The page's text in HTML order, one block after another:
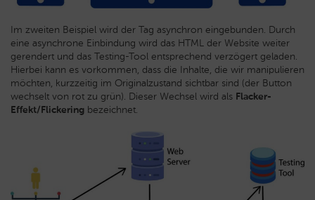
Im zweiten Beispiel wird der Tag asynchron eingebunden. Durch
eine asynchrone Einbindung wird das HTML der Website weiter
gerendert und das Testing-Tool entsprechend verzögert geladen.
Hierbei kann es vorkommen, dass die Inhalte, die wir manipulieren
möchten, kurzzeitig im Originalzustand sichtbar sind (der Button
wechselt von rot zu grün). Dieser Wechsel wird als Flacker-
Effekt/Flickering bezeichnet.